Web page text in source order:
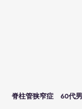
脊柱管狭窄症 60代